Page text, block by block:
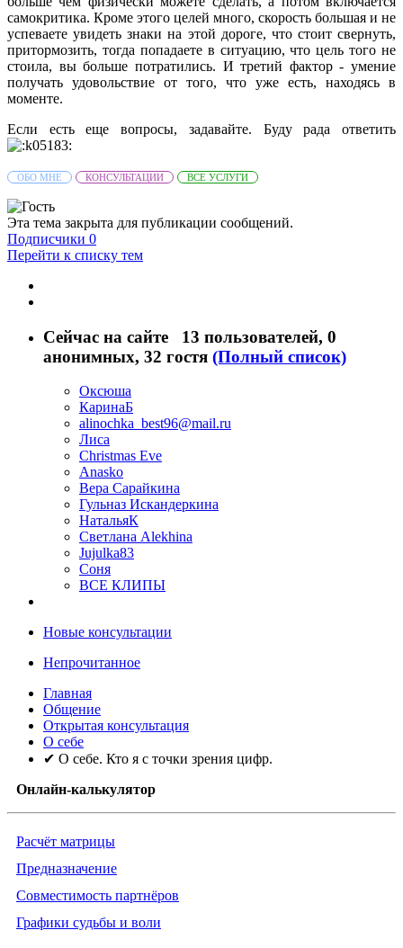
самокритика. Кроме этого целей много, скорость большая и не
успеваете увидеть знаки на этой дороге, что стоит свернуть,
притормозить, тогда попадаете в ситуацию, что цель того не
стоила, вы больше потратились. И третий фактор - умение
получать удовольствие от того, что уже есть, находясь в
моменте.
Если есть еще вопросы, задавайте. Буду рада ответить
ОБО МНЕ КОНСУЛЬТАЦИИ ВСЕ УСЛУГИ
Эта тема закрыта для публикации сообщений.
Подписчики 0
Перейти к списку тем
Сейчас на сайте 13 пользователей, 0
анонимных, 32 гостя (Полный список)
Оксюша
КаринаБ
alinochka_best96@mail.ru
Лиса
Christmas Eve
Anasko
Вера Сарайкина
Гульназ Искандеркина
НатальяК
Светлана Alekhina
Jujulka83
Соня
ВСЕ КЛИПЫ
Новые консультации
Непрочитанное
Главная
Общение
Открытая консультация
О себе
✔ О себе. Кто я с точки зрения цифр.
Онлайн-калькулятор
Расчёт матрицы
Предназначение
Совместимость партнёров
Графики судьбы и воли